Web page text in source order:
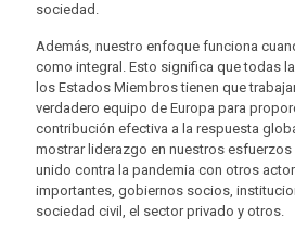
sociedad.
Además, nuestro enfoque funciona
como integral. Esto significa que todas
los Estados Miembros tienen que
verdadero equipo de Europa para
contribución efectiva a la respuesta
mostrar liderazgo en nuestros
unido contra la pandemia con otros
importantes, gobiernos socios,
sociedad civil, el sector privado y otros.